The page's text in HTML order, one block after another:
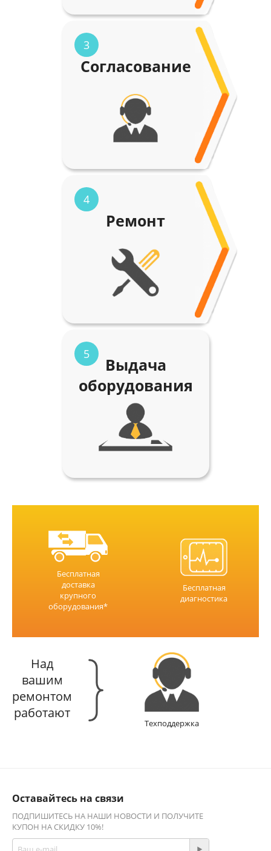
3
Согласование
4
Ремонт
5
Выдача
оборудования
Бесплатная
доставка
крупного
оборудования*
Бесплатная
диагностика
Над
вашим
ремонтом
работают
Техподдержка
Оставайтесь на связи
ПОДПИШИТЕСЬ НА НАШИ НОВОСТИ И ПОЛУЧИТЕ
КУПОН НА СКИДКУ 10%!